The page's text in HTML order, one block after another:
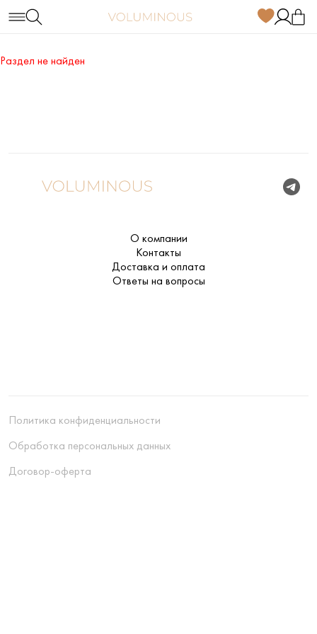
Раздел не найден
О компании
Контакты
Доставка и оплата
Ответы на вопросы
Политика конфиденциальности
Обработка персональных данных
Договор-оферта